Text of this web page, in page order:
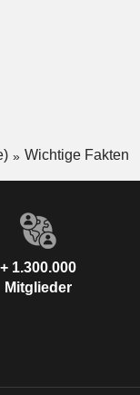
Wichtige Fakten
+ 1.300.000
Mitglieder